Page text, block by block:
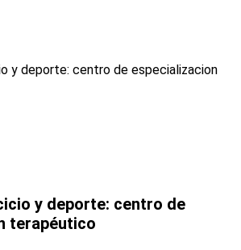
y deporte: centro de
terapéutico